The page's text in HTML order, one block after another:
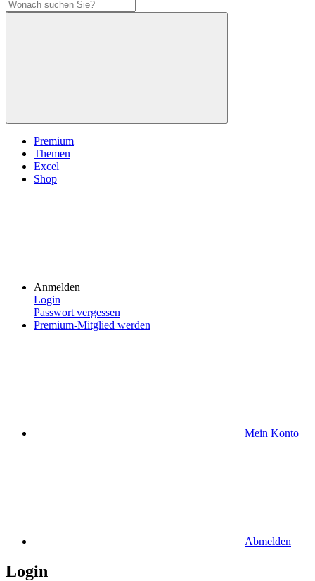
Premium
Themen
Excel
Shop
Anmelden
Login
Passwort vergessen
Premium-Mitglied werden
Mein Konto
Abmelden
Login